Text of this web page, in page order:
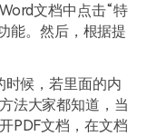
文档中点击“特
能。然后，根据提
时候，若里面的内
法大家都知道，当
PDF文档，在文档